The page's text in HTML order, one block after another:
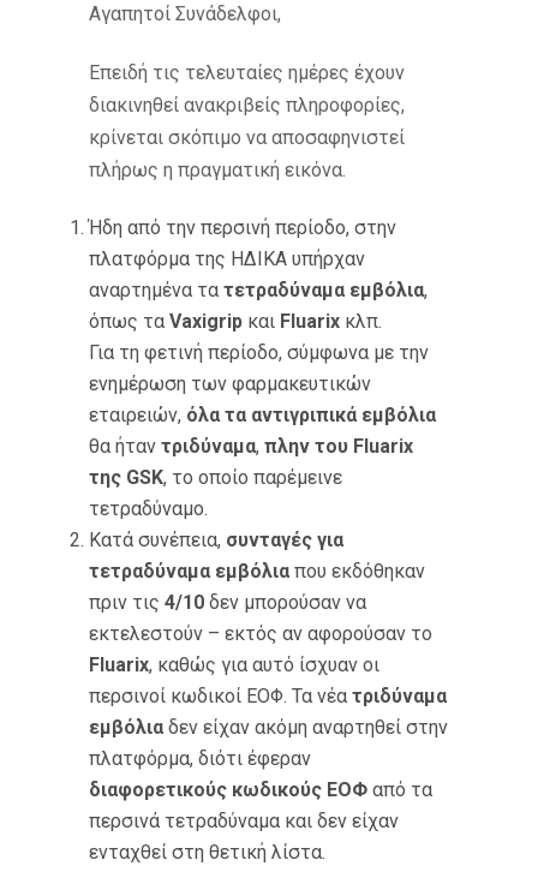
Αγαπητοί Συνάδελφοι,
Επειδή τις τελευταίες ημέρες έχουν
διακινηθεί ανακριβείς πληροφορίες,
κρίνεται σκόπιμο να αποσαφηνιστεί
πλήρως η πραγματική εικόνα.
Ήδη από την περσινή περίοδο, στην
πλατφόρμα της ΗΔΙΚΑ υπήρχαν
αναρτημένα τα τετραδύναμα εμβόλια,
όπως τα Vaxigrip και Fluarix κλπ.
Για τη φετινή περίοδο, σύμφωνα με την
ενημέρωση των φαρμακευτικών
εταιρειών, όλα τα αντιγριπικά εμβόλια
θα ήταν τριδύναμα, πλην του Fluarix
της GSK, το οποίο παρέμεινε
τετραδύναμο.
Κατά συνέπεια, συνταγές για
τετραδύναμα εμβόλια που εκδόθηκαν
πριν τις 4/10 δεν μπορούσαν να
εκτελεστούν – εκτός αν αφορούσαν το
Fluarix, καθώς για αυτό ίσχυαν οι
περσινοί κωδικοί ΕΟΦ. Τα νέα τριδύναμα
εμβόλια δεν είχαν ακόμη αναρτηθεί στην
πλατφόρμα, διότι έφεραν
διαφορετικούς κωδικούς ΕΟΦ από τα
περσινά τετραδύναμα και δεν είχαν
ενταχθεί στη θετική λίστα.